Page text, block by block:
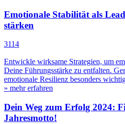
Emotionale Stabilität als
stärken
3114
Entwickle wirksame Strategien, um
Deine Führungsstärke zu entfalten.
emotionale Resilienz besonders
» mehr erfahren
Dein Weg zum Erfolg 2024:
Jahresmotto!